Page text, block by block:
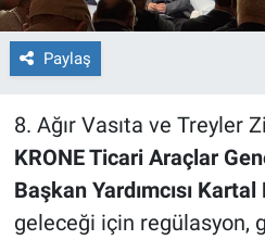
Paylaş
8. Ağır Vasıta ve Treyler
KRONE Ticari Araçlar
Başkan Yardımcısı Kartal
geleceği için regülasyon,